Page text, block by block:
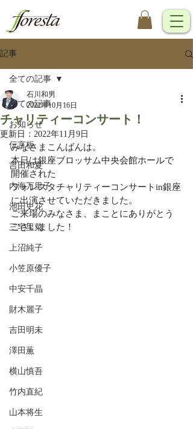
記事
全ての記事
お知らせ
伝言板
吉田和夏
内海万里子
池田史花
三宅里菜
上沼純子
小笠原優子
中安千晶
財木麗子
吉田明未
澤田薫
横山慎吾
竹内直紀
山本将生
全ての記事
チャリティーコンサート！
石川和男
2022年10月16日
更新日： 2022年11月9日
みなさまこんばんは。
本日は銀座ブロッサム中央会館ホールで
開催された
フォレスタチャリティーコンサートin銀座
に出演させていただきました。
ご来場のみなさま、まことにありがとう
ございました！